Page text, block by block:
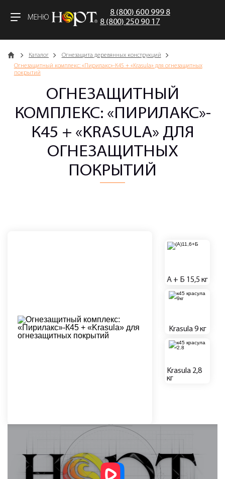
МЕНЮ
8 (800) 600 999 8
8 (800) 250 90 17
Главная Каталог
Огнезащита деревянных конструкций
Огнезащитный комплекс: «Пирилакс»-К45 + «Krasula» для огнезащитных
покрытий
ОГНЕЗАЩИТНЫЙ
КОМПЛЕКС: «ПИРИЛАКС»-
К45 + «KRASULA» ДЛЯ
ОГНЕЗАЩИТНЫХ
ПОКРЫТИЙ
Krasula 2,8
кг
Krasula 9 кг
А + Б 15,5 кг